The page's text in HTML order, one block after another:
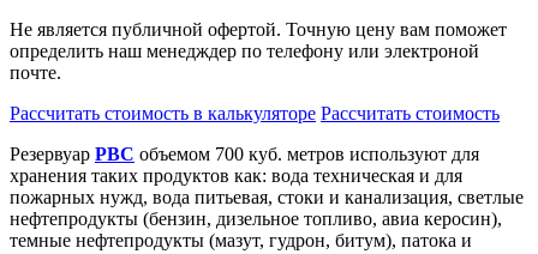
Не является публичной офертой. Точную цену вам поможет
определить наш менедждер по телефону или электроной
почте.
Рассчитать стоимость в калькуляторе Рассчитать стоимость
Резервуар РВС объемом 700 куб. метров используют для
хранения таких продуктов как: вода техническая и для
пожарных нужд, вода питьевая, стоки и канализация, светлые
нефтепродукты (бензин, дизельное топливо, авиа керосин),
темные нефтепродукты (мазут, гудрон, битум), патока и